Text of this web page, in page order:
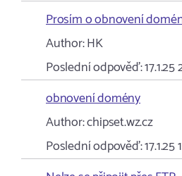
Prosím o obnovení
Author:HK
Poslední odpověď:17.1.25
obnovení domény
Author:chipset.wz.cz
Poslední odpověď:17.1.25